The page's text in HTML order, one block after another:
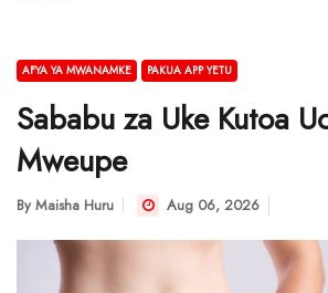
AFYA YA MWANAMKE PAKUA APP YETU
Sababu za Uke Kutoa
Mweupe
By Maisha Huru Aug 06, 2026